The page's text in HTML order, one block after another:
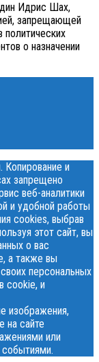
Идрис Шах,
запрещающей
о назначении
и
запрещено
веб-аналитики
и удобной работы
cookies, выбрав
этот сайт, вы
о вас
а также вы
персональных
cookie, и
изображения,
на сайте
или